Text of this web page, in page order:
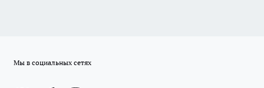
Мы в социальных сетях